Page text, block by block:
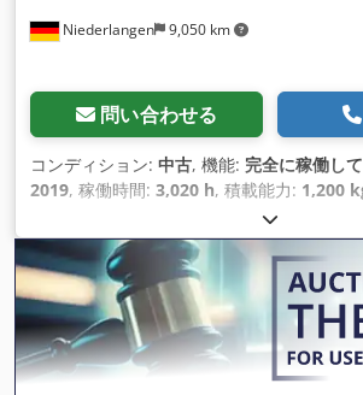
Niederlangen 9,050 km
問い合わせる
コンディション: 中古, 機能: 完全に稼働し
2019, 稼働時間: 3,020 h, 積載能力: 1,200
, フリーリフト:150 mm
スト型式:シンプレックス, 建設高:1,800
1,150 mm, 駆動方式: Elektro ,